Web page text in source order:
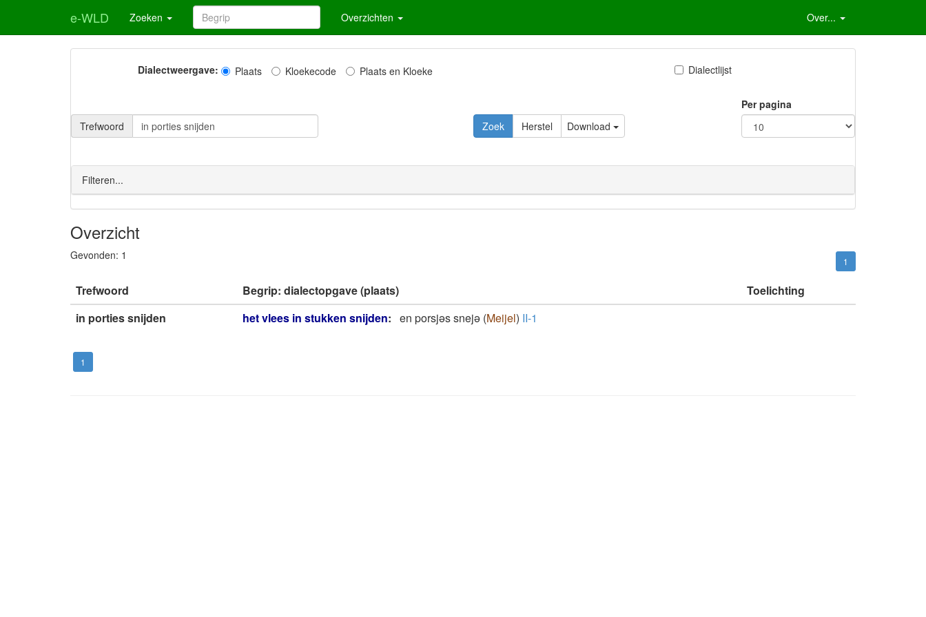
e-WLD Zoeken Overzichten Over...
Dialectweergave: Plaats Kloekecode Plaats en Kloeke Dialectlijst
Trefwoord Download
Per pagina
Filteren...
Overzicht
Gevonden: 1 1
Trefwoord Begrip: dialectopgave (plaats)
Toelichting
in porties snijden
het vlees in stukken snijden: en porsjǝs snejǝ (Meijel) II-1
1